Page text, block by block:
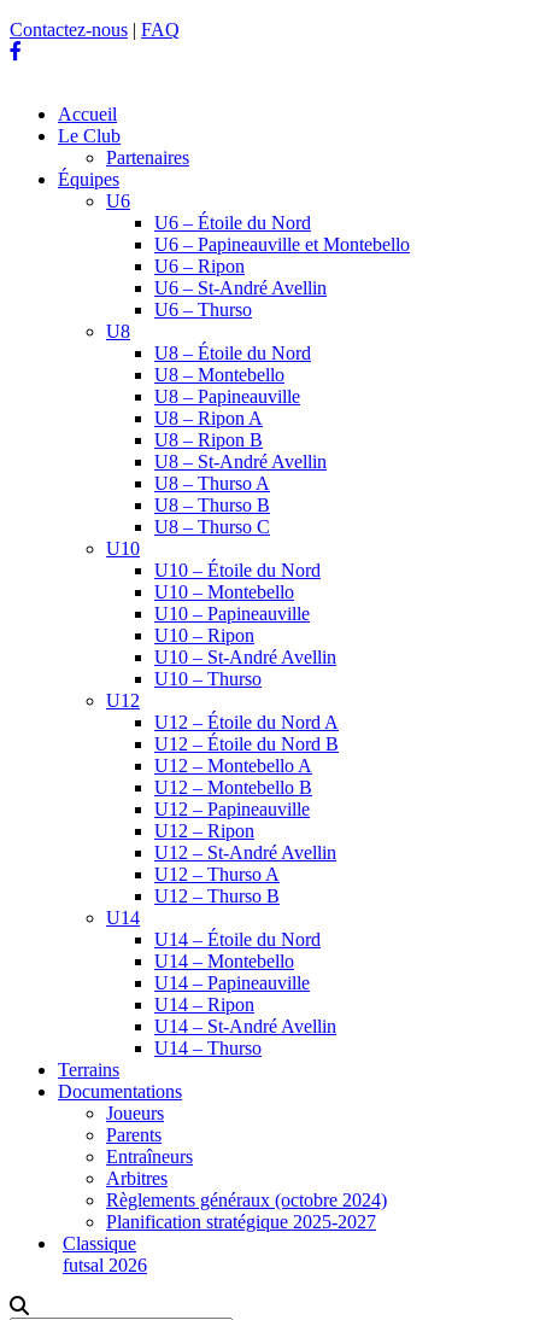
Contactez-nous | FAQ
Accueil
Le Club
Partenaires
Équipes
U6
U6 – Étoile du Nord
U6 – Papineauville et Montebello
U6 – Ripon
U6 – St-André Avellin
U6 – Thurso
U8
U8 – Étoile du Nord
U8 – Montebello
U8 – Papineauville
U8 – Ripon A
U8 – Ripon B
U8 – St-André Avellin
U8 – Thurso A
U8 – Thurso B
U8 – Thurso C
U10
U10 – Étoile du Nord
U10 – Montebello
U10 – Papineauville
U10 – Ripon
U10 – St-André Avellin
U10 – Thurso
U12
U12 – Étoile du Nord A
U12 – Étoile du Nord B
U12 – Montebello A
U12 – Montebello B
U12 – Papineauville
U12 – Ripon
U12 – St-André Avellin
U12 – Thurso A
U12 – Thurso B
U14
U14 – Étoile du Nord
U14 – Montebello
U14 – Papineauville
U14 – Ripon
U14 – St-André Avellin
U14 – Thurso
Terrains
Documentations
Joueurs
Parents
Entraîneurs
Arbitres
Règlements généraux (octobre 2024)
Planification stratégique 2025-2027
Classique
futsal 2026